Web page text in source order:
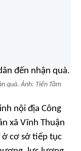
quà. Ảnh: Tiến Tầm
nội địa Công
xã Vĩnh Thuận
cơ sở tiếp tục